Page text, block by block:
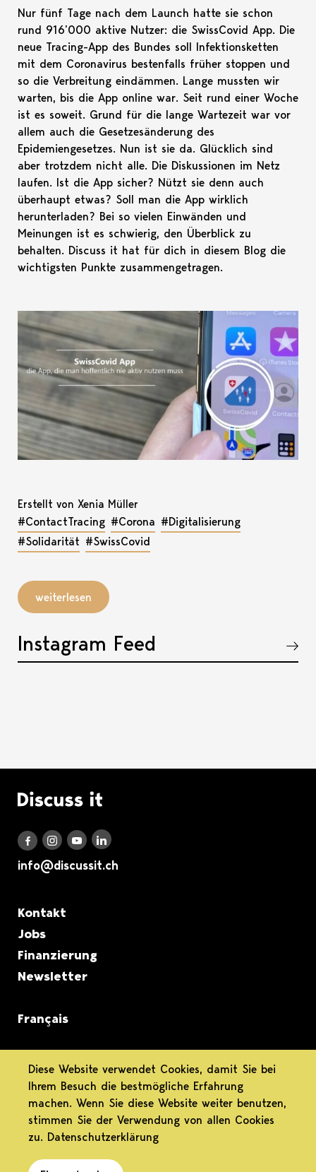
Nur fünf Tage nach dem Launch hatte sie schon
rund 916’000 aktive Nutzer: die SwissCovid App. Die
neue Tracing-App des Bundes soll Infektionsketten
mit dem Coronavirus bestenfalls früher stoppen und
so die Verbreitung eindämmen. Lange mussten wir
warten, bis die App online war. Seit rund einer Woche
ist es soweit. Grund für die lange Wartezeit war vor
allem auch die Gesetzesänderung des
Epidemiengesetzes. Nun ist sie da. Glücklich sind
aber trotzdem nicht alle. Die Diskussionen im Netz
laufen. Ist die App sicher? Nützt sie denn auch
überhaupt etwas? Soll man die App wirklich
herunterladen? Bei so vielen Einwänden und
Meinungen ist es schwierig, den Überblick zu
behalten. Discuss it hat für dich in diesem Blog die
wichtigsten Punkte zusammengetragen.
Erstellt von Xenia Müller
#ContactTracing #Corona #Digitalisierung
#Solidarität #SwissCovid
weiterlesen
Instagram Feed
Akkordeon öffnen, bzw. schliessen
Logo Discuss it
Discuss it auf Facebook
Discuss it auf Instagram
Discuss it auf Youtube
Discuss it auf LinkedIn
info@discussit.ch
Metanavigation
Kontakt
Jobs
Finanzierung
Newsletter
Français
informiert.
differenziert.
engagiert.
Diese Website verwendet Cookies, damit Sie bei
Ihrem Besuch die bestmögliche Erfahrung
machen. Wenn Sie diese Website weiter benutzen,
stimmen Sie der Verwendung von allen Cookies
zu. Datenschutzerklärung